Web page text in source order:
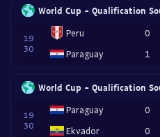
World Cup - Qualification
19
30
Peru
Paraguay
0
1
World Cup - Qualification
19
30
Paraguay
Ekvador
0
0